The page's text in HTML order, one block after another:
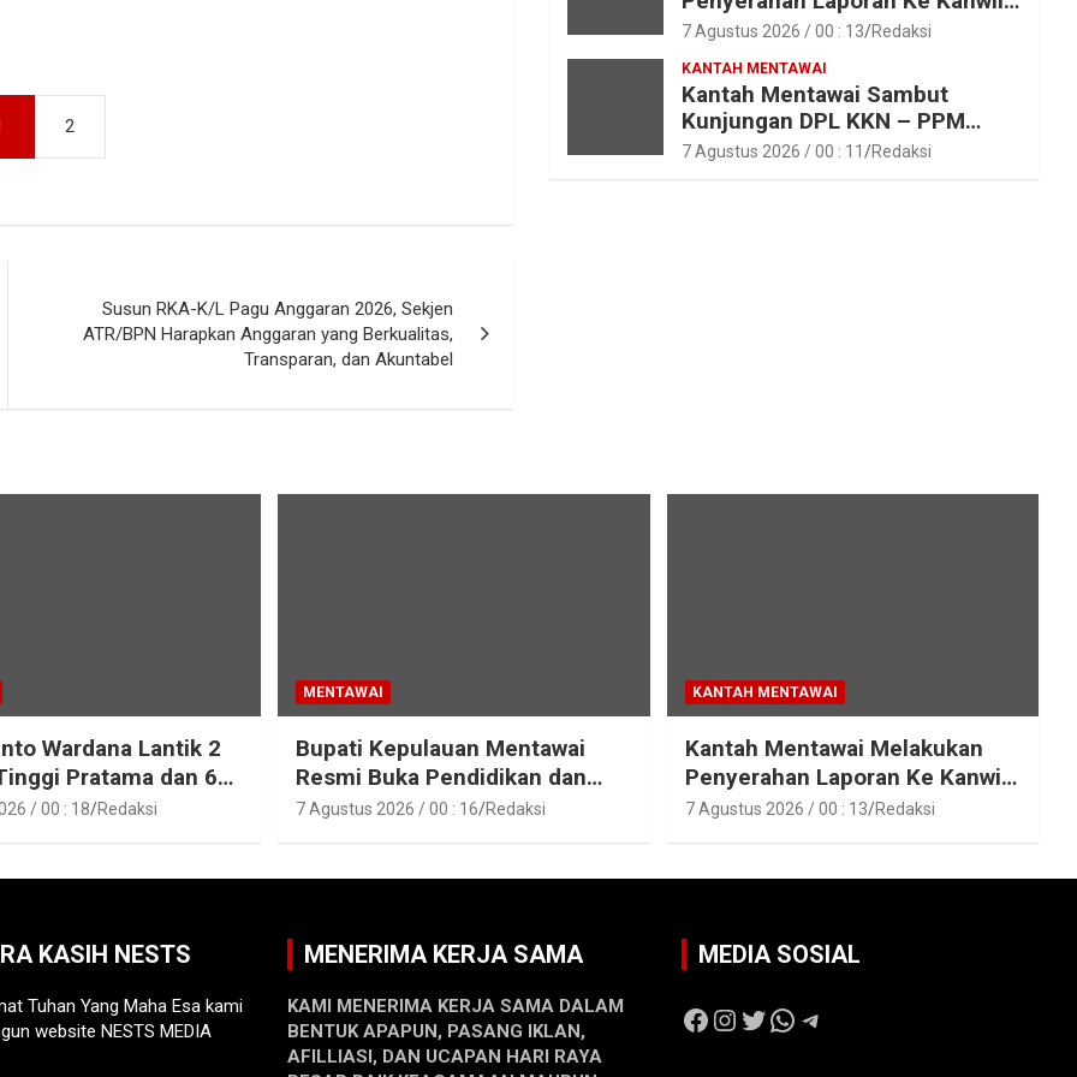
2
Susun RKA-K/L Pagu Anggaran 2026, Sekjen
ATR/BPN Harapkan Anggaran yang Berkualitas,
Transparan, dan Akuntabel
Kemen ATR/BPN RI Sumbar
7 Agustus 2026 / 00 : 13 Redaksi
KANTAH MENTAWAI
Kantah Mentawai Sambut
Kunjungan DPL KKN – PPM
Unand
7 Agustus 2026 / 00 : 11 Redaksi
Wardana Lantik 2
Pratama dan 6
di
/ 00 : 18 Redaksi
MENTAWAI
Bupati Kepulauan Mentawai
Resmi Buka Pendidikan dan
Pelatihan Calon Paskibraka
7 Agustus 2026 / 00 : 16 Redaksi
KANTAH MENTAWAI
Kantah Mentawai Melakukan
Penyerahan Laporan Ke Kanwil
Kemen ATR/BPN RI Sumbar
7 Agustus 2026 / 00 : 13 Redaksi
KASIH NESTS
Tuhan Yang Maha Esa kami
website NESTS MEDIA
MENERIMA KERJA SAMA
KAMI MENERIMA KERJA SAMA DALAM
BENTUK APAPUN, PASANG IKLAN,
AFILLIASI, DAN UCAPAN HARI RAYA
MEDIA SOSIAL
Facebook
Instagram
Twitter
WhatsApp
Telegram